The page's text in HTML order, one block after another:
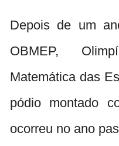
Depois de um
OBMEP,
Matemática das
pódio montado
ocorreu no ano